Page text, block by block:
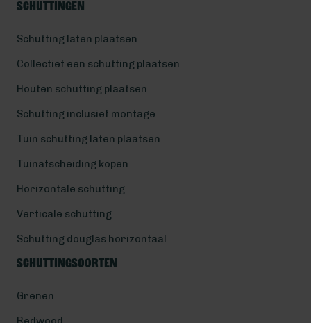
Schuttingen
Schutting laten plaatsen
Collectief een schutting plaatsen
Houten schutting plaatsen
Schutting inclusief montage
Tuin schutting laten plaatsen
Tuinafscheiding kopen
Horizontale schutting
Verticale schutting
Schutting douglas horizontaal
Schuttingsoorten
Grenen